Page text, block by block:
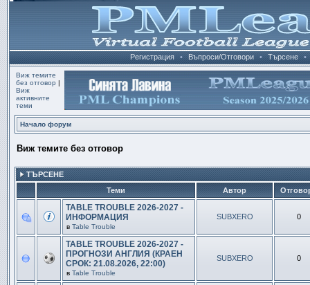
Регистрация • Въпроси/Отговори • Търсене •
Виж темите
без отговор |
Виж
активните
теми
Начало форум
Виж темите без отговор
ТЪРСЕНЕ
Теми
Автор
TABLE TROUBLE 2026-2027 -
ИНФОРМАЦИЯ
в Table Trouble
SUBXERO 0
TABLE TROUBLE 2026-2027 -
ПРОГНОЗИ АНГЛИЯ (КРАЕН
СРОК: 21.08.2026, 22:00)
в Table Trouble
SUBXERO 0